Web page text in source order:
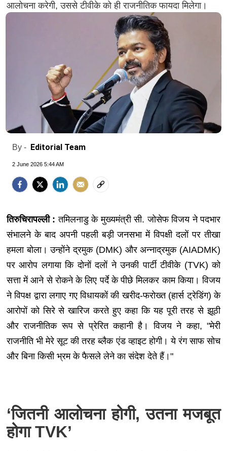
आलोचना करेगी, उससे टीवीके को ही राजनीतिक फायदा मिलेगा।
By - Editorial Team
2 June 2026 5:44 AM
तिरुचिरापल्ली : तमिलनाडु के मुख्यमंत्री सी. जोसेफ विजय ने पदभार
संभालने के बाद अपनी पहली बड़ी जनसभा में विपक्षी दलों पर तीखा
हमला बोला। उन्होंने द्रमुक (DMK) और अन्नाद्रमुक (AIADMK)
पर आरोप लगाया कि दोनों दलों ने उनकी पार्टी टीवीके (TVK) को
सत्ता में आने से रोकने के लिए पर्दे के पीछे मिलकर काम किया। विजय
ने विपक्ष द्वारा लगाए गए विधायकों की खरीद-फरोख्त (हार्स ट्रेडिंग) के
आरोपों को सिरे से खारिज करते हुए कहा कि यह पूरी तरह से झूठी
और राजनीतिक रूप से प्रेरित कहानी है। विजय ने कहा, "मेरी
राजनीति भी मेरे सूट की तरह ब्लैक एंड व्हाइट होगी। ये रंग साफ सोच
और बिना किसी भ्रम के फैसले लेने का संदेश देते हैं।"
‘जितनी आलोचना होगी, उतना मजबूत
होगा TVK’